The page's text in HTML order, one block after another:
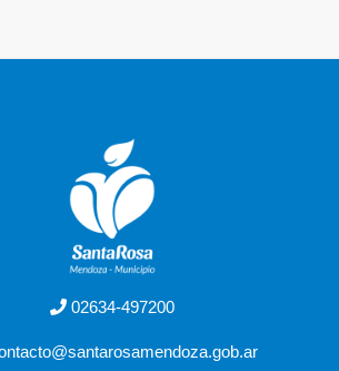
02634-497200